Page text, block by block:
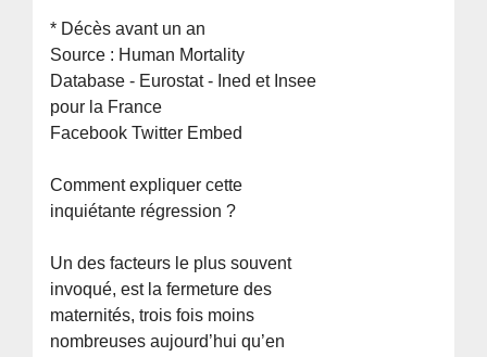
* Décès avant un an
Source : Human Mortality
Database - Eurostat - Ined et Insee
pour la France
Facebook Twitter Embed
Comment expliquer cette
inquiétante régression ?
Un des facteurs le plus souvent
invoqué, est la fermeture des
maternités, trois fois moins
nombreuses aujourd’hui qu’en